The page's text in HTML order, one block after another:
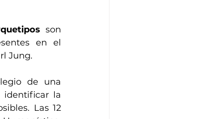
son
en el
Jung.
de una
identificar la
Las 12